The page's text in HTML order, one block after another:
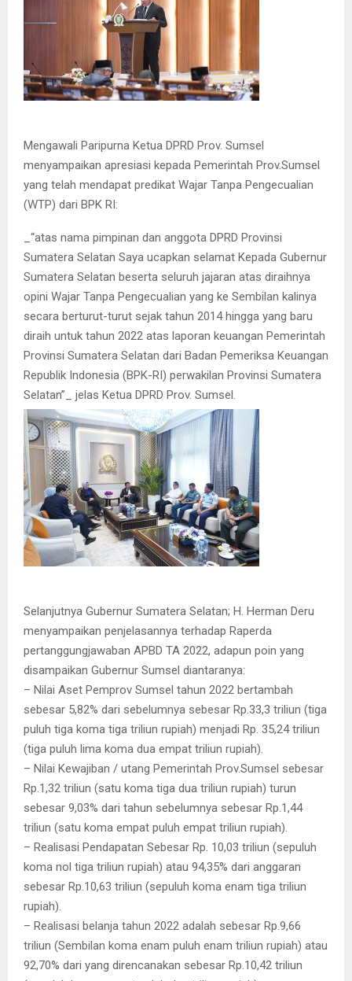
Mengawali Paripurna Ketua DPRD Prov. Sumsel
menyampaikan apresiasi kepada Pemerintah Prov.Sumsel
yang telah mendapat predikat Wajar Tanpa Pengecualian
(WTP) dari BPK RI:
_“atas nama pimpinan dan anggota DPRD Provinsi
Sumatera Selatan Saya ucapkan selamat Kepada Gubernur
Sumatera Selatan beserta seluruh jajaran atas diraihnya
opini Wajar Tanpa Pengecualian yang ke Sembilan kalinya
secara berturut-turut sejak tahun 2014 hingga yang baru
diraih untuk tahun 2022 atas laporan keuangan Pemerintah
Provinsi Sumatera Selatan dari Badan Pemeriksa Keuangan
Republik Indonesia (BPK-RI) perwakilan Provinsi Sumatera
Selatan”_ jelas Ketua DPRD Prov. Sumsel.
Selanjutnya Gubernur Sumatera Selatan; H. Herman Deru
menyampaikan penjelasannya terhadap Raperda
pertanggungjawaban APBD TA 2022, adapun poin yang
disampaikan Gubernur Sumsel diantaranya:
– Nilai Aset Pemprov Sumsel tahun 2022 bertambah
sebesar 5,82% dari sebelumnya sebesar Rp.33,3 triliun (tiga
puluh tiga koma tiga triliun rupiah) menjadi Rp. 35,24 triliun
(tiga puluh lima koma dua empat triliun rupiah).
– Nilai Kewajiban / utang Pemerintah Prov.Sumsel sebesar
Rp.1,32 triliun (satu koma tiga dua triliun rupiah) turun
sebesar 9,03% dari tahun sebelumnya sebesar Rp.1,44
triliun (satu koma empat puluh empat triliun rupiah).
– Realisasi Pendapatan Sebesar Rp. 10,03 triliun (sepuluh
koma nol tiga triliun rupiah) atau 94,35% dari anggaran
sebesar Rp.10,63 triliun (sepuluh koma enam tiga triliun
rupiah).
– Realisasi belanja tahun 2022 adalah sebesar Rp.9,66
triliun (Sembilan koma enam puluh enam triliun rupiah) atau
92,70% dari yang direncanakan sebesar Rp.10,42 triliun